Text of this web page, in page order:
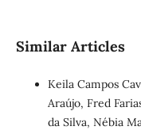
Similar Articles
Keila Campos
Araújo, Fred
da Silva, Nébia